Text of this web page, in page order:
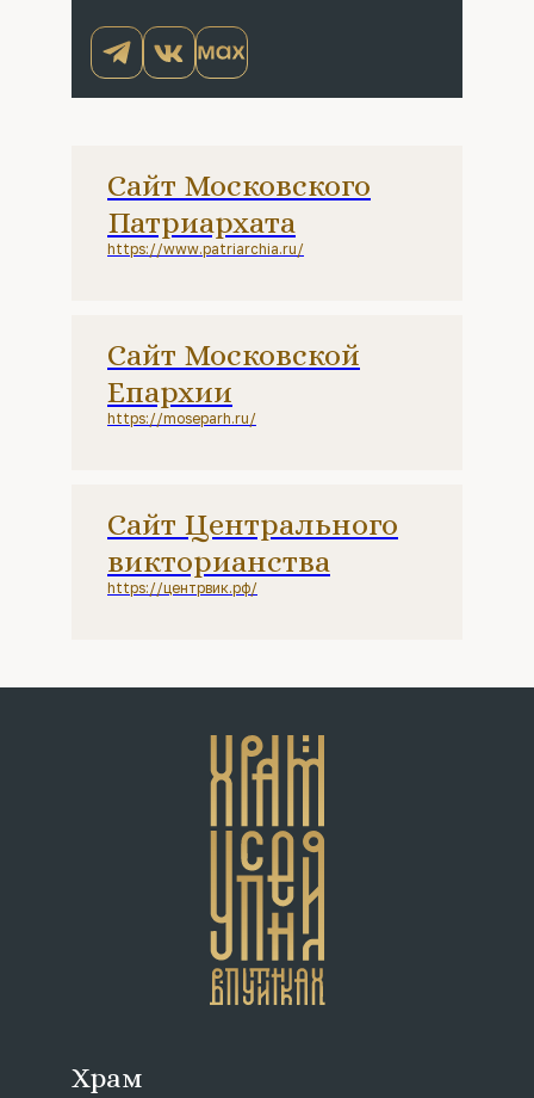
Сайт Центрального
викторианства
https://центрвик.рф/
Сайт Московской
Епархии
https://moseparh.ru/
Сайт Московского
Патриархата
https://www.patriarchia.ru/
Храм